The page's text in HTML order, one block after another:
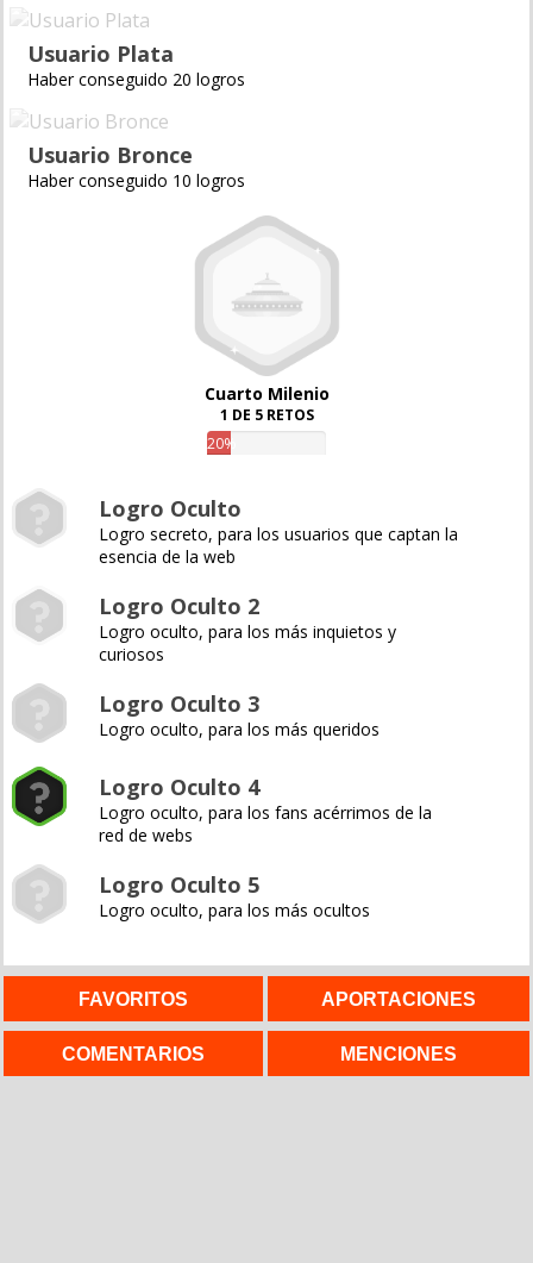
Usuario Plata
Haber conseguido 20 logros
Usuario Bronce
Haber conseguido 10 logros
Cuarto Milenio
1 DE 5 RETOS
20%
Logro Oculto
Logro secreto, para los usuarios que captan la
esencia de la web
Logro Oculto 2
Logro oculto, para los más inquietos y
curiosos
Logro Oculto 3
Logro oculto, para los más queridos
Logro Oculto 4
Logro oculto, para los fans acérrimos de la
red de webs
Logro Oculto 5
Logro oculto, para los más ocultos
FAVORITOS APORTACIONES
COMENTARIOS MENCIONES